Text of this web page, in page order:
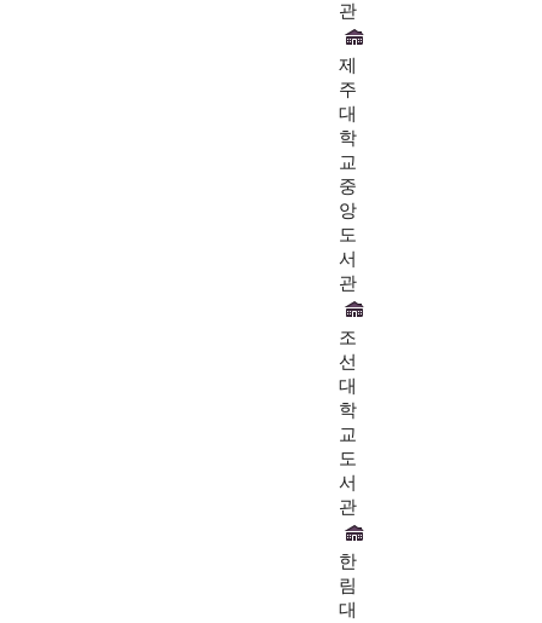
관
제
주
대
학
교
중
앙
도
서
관
조
선
대
학
교
도
서
관
한
림
대